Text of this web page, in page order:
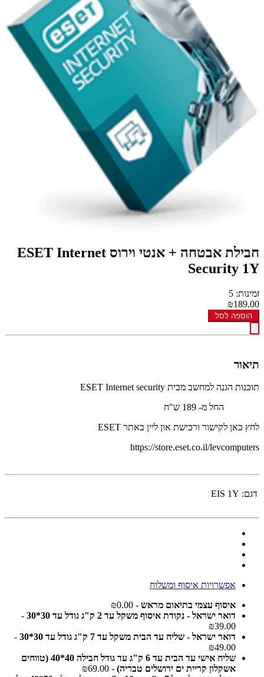
חבילת אבטחה + אנטי וירוס ESET Internet
Security 1Y
זמינות: 5
₪189.00
הוספה לסל
תיאור
תוכנות הגנה למחשב מבית ESET Internet security
החל מ- 189 ש"ח
לחץ כאן לקישור ורכישת און ליין באתר ESET
https://store.eset.co.il/levcomputers
דגם: EIS 1Y
אפשרויות איסוף ומשלוח
איסוף עצמי בתיאום מראש - ₪0.00
דואר ישראל - נקודת איסוף משקל עד 2 ק"ג גודל עד 30*30
-
₪39.00
דואר ישראל - שליח עד הבית משקל עד 7 ק"ג גודל עד 30*30
-
₪49.00
שליח אישי עד הבית עד 6 ק"ג עד גודל חבילה 40*40 (טווחים
אשקלון קריית ים ירושלים טבריה) - ₪69.00